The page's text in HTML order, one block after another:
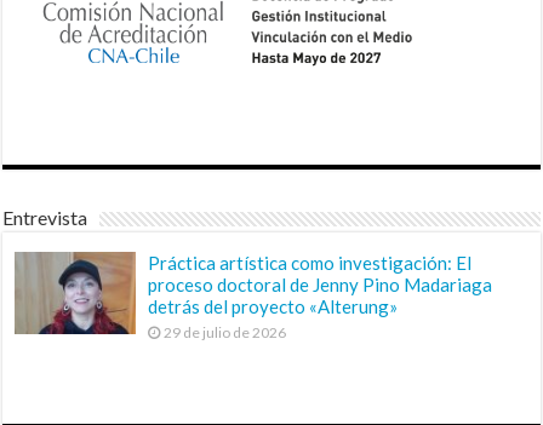
Entrevista
Práctica artística como investigación: El
proceso doctoral de Jenny Pino Madariaga
detrás del proyecto «Alterung»
29 de julio de 2026